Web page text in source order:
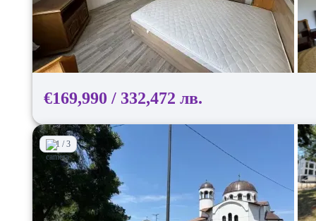
€169,990 / 332,472 лв.
1 / 3